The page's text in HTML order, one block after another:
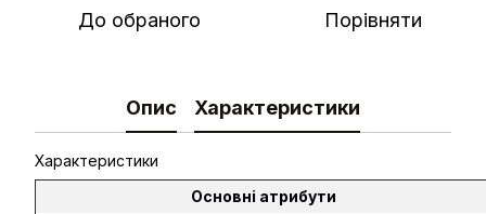
До обраного Порівняти
Опис Характеристики
Характеристики
Основні атрибути